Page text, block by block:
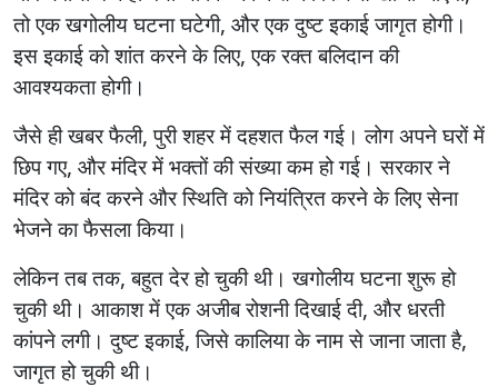
तो एक खगोलीय घटना घटेगी, और एक दुष्ट इकाई जागृत होगी।
इस इकाई को शांत करने के लिए, एक रक्त बलिदान की
आवश्यकता होगी।
जैसे ही खबर फैली, पुरी शहर में दहशत फैल गई। लोग अपने घरों में
छिप गए, और मंदिर में भक्तों की संख्या कम हो गई। सरकार ने
मंदिर को बंद करने और स्थिति को नियंत्रित करने के लिए सेना
भेजने का फैसला किया।
लेकिन तब तक, बहुत देर हो चुकी थी। खगोलीय घटना शुरू हो
चुकी थी। आकाश में एक अजीब रोशनी दिखाई दी, और धरती
कांपने लगी। दुष्ट इकाई, जिसे कालिया के नाम से जाना जाता है,
जागृत हो चुकी थी।